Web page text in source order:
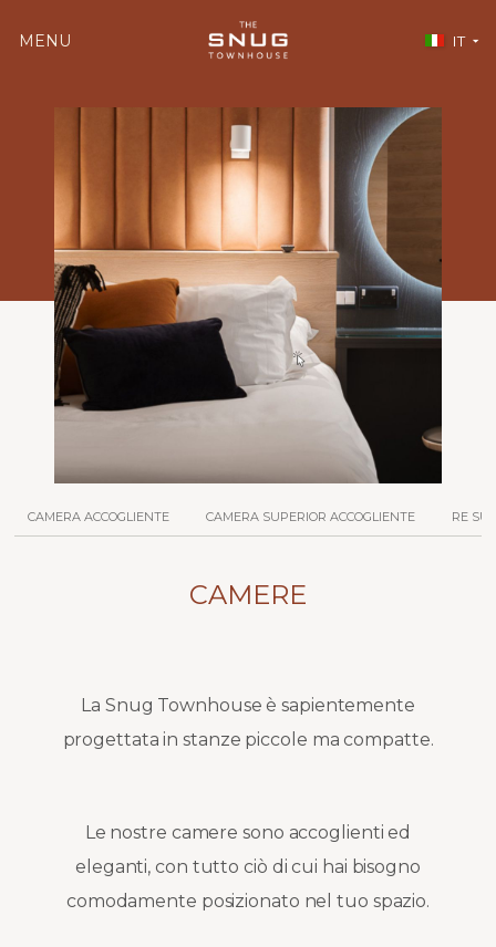
MENU IT
CAMERA ACCOGLIENTE CAMERA SUPERIOR ACCOGLIENTE RE
CAMERE
La Snug Townhouse è sapientemente
progettata in stanze piccole ma compatte.
Le nostre camere sono accoglienti ed
eleganti, con tutto ciò di cui hai bisogno
comodamente posizionato nel tuo spazio.